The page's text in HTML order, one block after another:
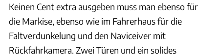
Keinen Cent extra ausgeben muss man ebenso für
die Markise, ebenso wie im Fahrerhaus für die
Faltverdunkelung und den Naviceiver mit
Rückfahrkamera. Zwei Türen und ein solides